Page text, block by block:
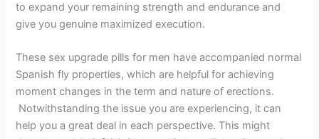
to expand your remaining strength and endurance and
give you genuine maximized execution.
These sex upgrade pills for men have accompanied normal
Spanish fly properties, which are helpful for achieving
moment changes in the term and nature of erections.
Notwithstanding the issue you are experiencing, it can
help you a great deal in each perspective. This might